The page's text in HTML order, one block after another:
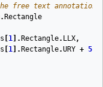
free text annotation
. Rectangle
1 ]. Rectangle. LLX,
1 ]. Rectangle.URY + 5